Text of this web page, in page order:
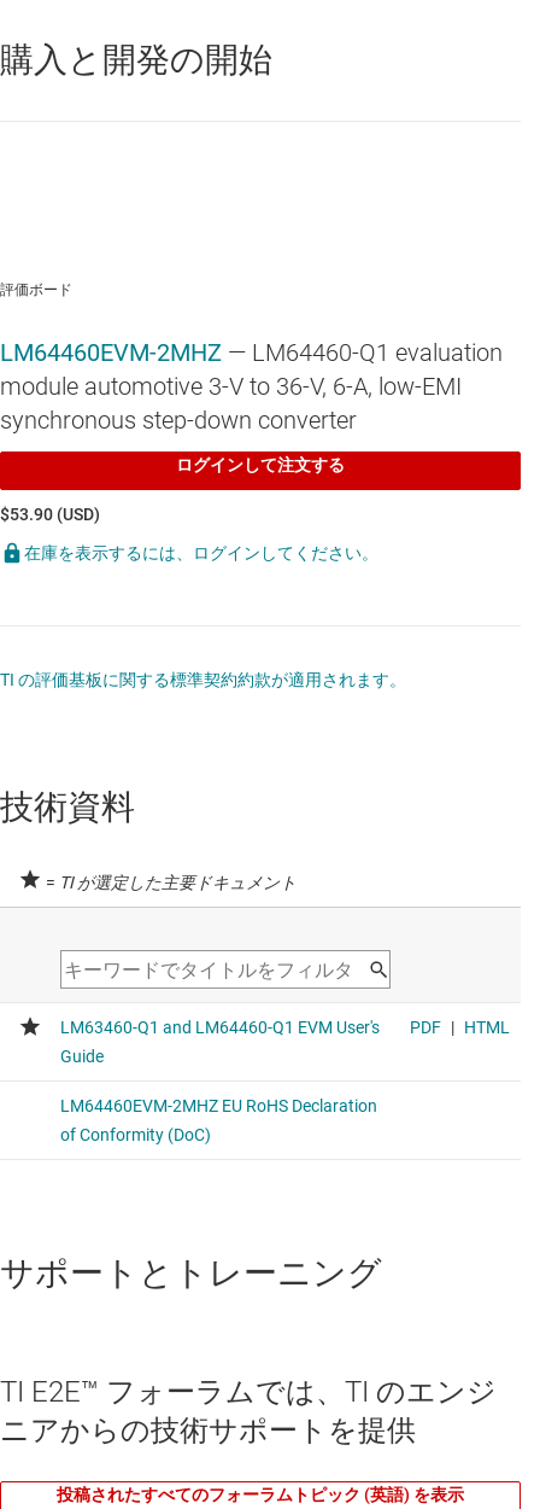
超低静止電流 (IQ) は、バッテリ直結の車載アプリケー
ションに最適
LM64440-Q1 — 車載、ピン調整可能な軽負荷モード搭載、3V ～
36V、4A、低 EMI、同期整流降圧コンバータ
購入と開発の開始
評価ボード
LM64460EVM-2MHZ — LM64460-Q1 evaluation
module automotive 3-V to 36-V, 6-A, low-EMI
synchronous step-down converter
ログインして注文する
$53.90 (USD)
在庫を表示するには、ログインしてください。
TI の評価基板に関する標準契約約款が適用されます。
技術資料
= TI が選定した主要ドキュメント
サポートとトレーニング
TI E2E™ フォーラムでは、TI のエンジ
ニアからの技術サポートを提供
投稿されたすべてのフォーラムトピック (英語) を表示